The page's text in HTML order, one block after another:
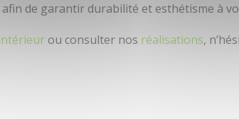
de garantir durabilité et esthétisme à
ou consulter nos réalisations,